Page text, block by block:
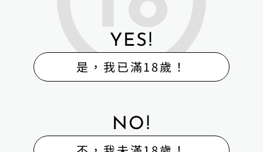
中科院 高擬真矽膠娃娃 近期，H-BOX 與中…
2025 年 11 月 29 日
感謝公視台語台《青春咱的夢》的採訪
YES!
是，我已滿18歲！
NO!